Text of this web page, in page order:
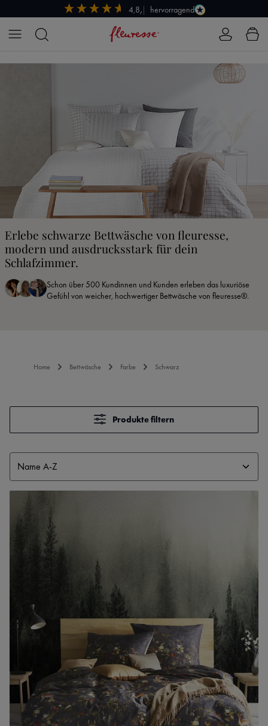
Zum Hauptinhalt springen hervorragend
4,8/5
Erlebe schwarze Bettwäsche von fleuresse,
modern und ausdrucksstark für dein
Schlafzimmer.
Schon über 500 Kundinnen und Kunden erleben das luxuriöse
Gefühl von weicher, hochwertiger Bettwäsche von fleuresse®.
Home Bettwäsche Farbe Schwarz
Produkte filtern